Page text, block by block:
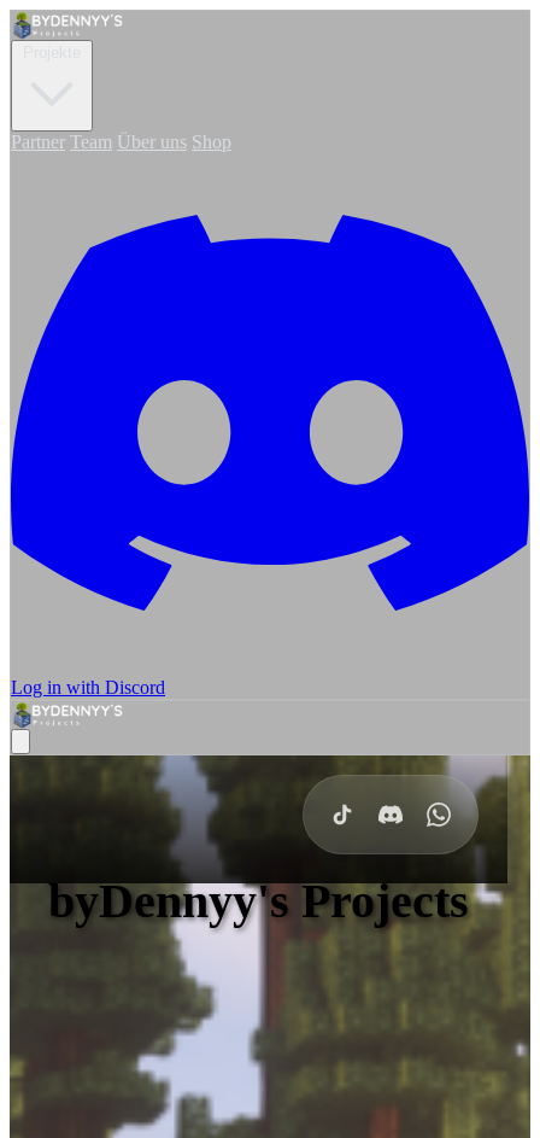
Partner Team Über uns Shop
Log in with Discord
byDennyy's Projects